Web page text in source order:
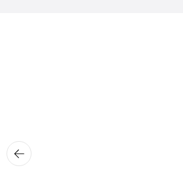
뒤로가
기